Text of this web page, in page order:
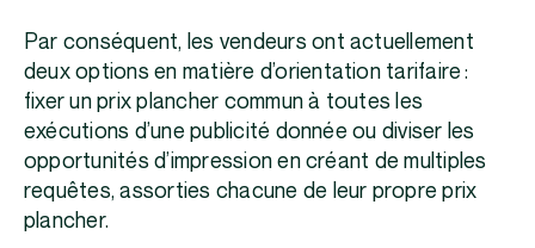
Par conséquent, les vendeurs ont actuellement
deux options en matière d’orientation tarifaire :
fixer un prix plancher commun à toutes les
exécutions d’une publicité donnée ou diviser les
opportunités d’impression en créant de multiples
requêtes, assorties chacune de leur propre prix
plancher.